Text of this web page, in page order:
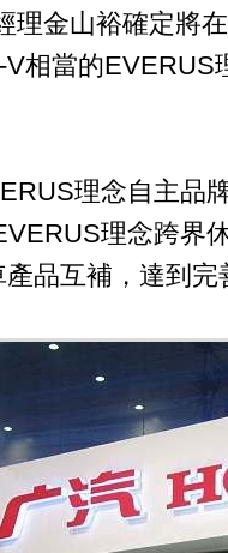
理金山裕確定將
相當的
理念自主品
理念跨界
品互補，達到